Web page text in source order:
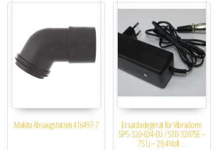
Makita Absaugstutzen 416497-7 Ersatzladegerät für Vibradorm
SPS-320-024-EU / STD-32075E –
7S Li – 29,4 Volt …